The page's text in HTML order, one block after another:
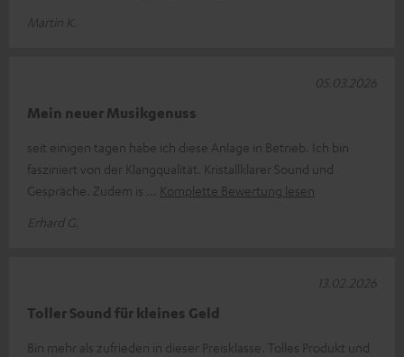
Martin K.
Mein neuer Musikgenuss
seit einigen tagen habe ich diese Anlage in Betrieb. Ich bin
fasziniert von der Klangqualität. Kristallklarer Sound und
Gespräche. Zudem is
Komplette Bewertung lesen
Erhard G.
05.03.2026
Toller Sound für kleines Geld
Bin mehr als zufrieden in dieser Preisklasse. Tolles Produkt und
13.02.2026